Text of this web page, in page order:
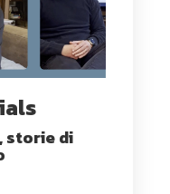
storie di